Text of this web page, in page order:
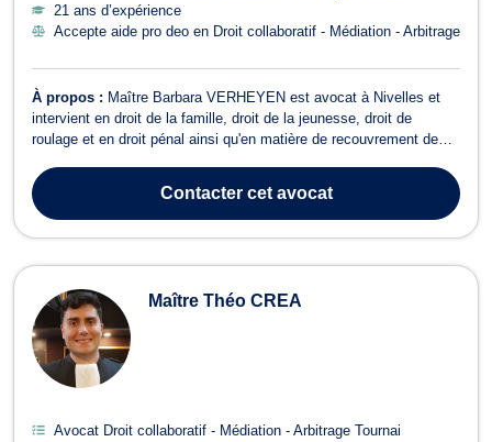
21 ans d’expérience
Accepte aide pro deo en Droit collaboratif - Médiation - Arbitrage
À propos : Maître Barbara VERHEYEN est avocat à Nivelles et
intervient en droit de la famille, droit de la jeunesse, droit de
roulage et en droit pénal ainsi qu'en matière de recouvrement de
VERHEYEN s’occupe des conséquences découlant d’un divorce
ou d’une séparation ou enco...
Contactercet avocat
Maître Théo CREA
Avocat Droit collaboratif - Médiation - Arbitrage Tournai